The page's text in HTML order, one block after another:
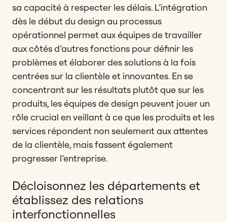
sa capacité à respecter les délais. L’intégration
dès le début du design au processus
opérationnel permet aux équipes de travailler
aux côtés d’autres fonctions pour définir les
problèmes et élaborer des solutions à la fois
centrées sur la clientèle et innovantes. En se
concentrant sur les résultats plutôt que sur les
produits, les équipes de design peuvent jouer un
rôle crucial en veillant à ce que les produits et les
services répondent non seulement aux attentes
de la clientèle, mais fassent également
progresser l’entreprise.
Décloisonnez les départements et
établissez des relations
interfonctionnelles